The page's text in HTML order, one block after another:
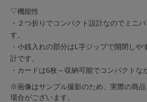
▽機能性
・２つ折りでコンパクト設計なのでミニ
す。
・小銭入れの部分はL字ジップで開閉しや
計です。
・カードは6枚～収納可能でコンパクト
※画像はサンプル撮影のため、実際の商
場合がございます。